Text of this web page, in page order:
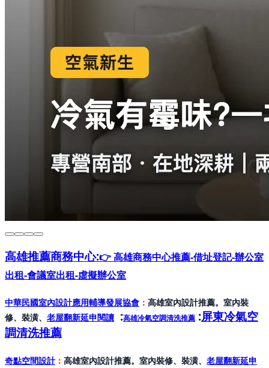
高雄推薦商務中心:👉 高雄商務中心推薦-借址登記-辦公室
出租-會議室出租-虛擬辦公室
中華民國室內設計應用輔導發展協會 ： 高雄室內設計推薦。室內裝
修、裝潢、 老屋翻新延申閱讀 :高雄冷氣空調清洗推薦 :屏東冷氣空
調清洗推薦
奇點空間設計： 高雄室內設計推薦。室內裝修、裝潢、 老屋翻新延申